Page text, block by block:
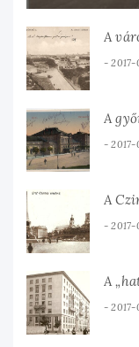
A
A
2017-
A
A